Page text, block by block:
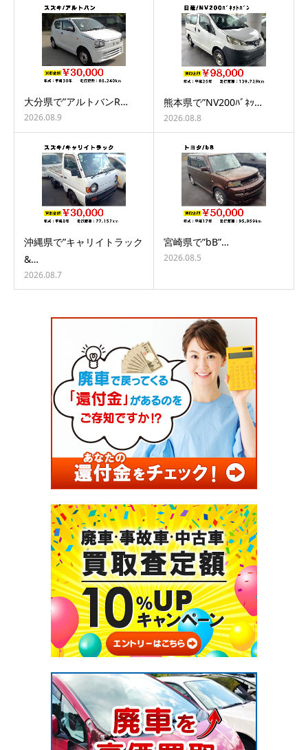
大分県で”アルトバンR…
2026.08.9
熊本県で”NV200ﾊﾞﾈｯ…
2026.08.8
沖縄県で”キャリイトラック
&…
2026.08.7
宮崎県で”bB”…
2026.08.5